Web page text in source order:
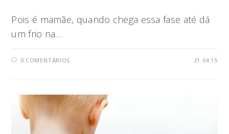
Pois é mamãe, quando chega essa fase até dá
um frio na…
0 COMENTÁRIOS 21.04.15